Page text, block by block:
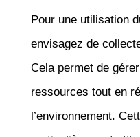
Pour une utilisation
envisagez de
Cela permet de
ressources tout en
l’environnement.